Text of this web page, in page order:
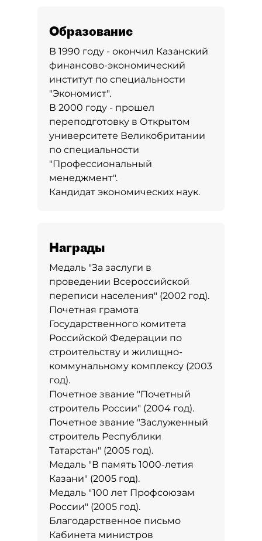
Образование
В 1990 году - окончил Казанский
финансово-экономический
институт по специальности
"Экономист".
В 2000 году - прошел
переподготовку в Открытом
университете Великобритании
по специальности
"Профессиональный
менеджмент".
Кандидат экономических наук.
Награды
Медаль "За заслуги в
проведении Всероссийской
переписи населения" (2002 год).
Почетная грамота
Государственного комитета
Российской Федерации по
строительству и жилищно-
коммунальному комплексу (2003
год).
Почетное звание "Почетный
строитель России" (2004 год).
Почетное звание "Заслуженный
строитель Республики
Татарстан" (2005 год).
Медаль "В память 1000-летия
Казани" (2005 год).
Медаль "100 лет Профсоюзам
России" (2005 год).
Благодарственное письмо
Кабинета министров